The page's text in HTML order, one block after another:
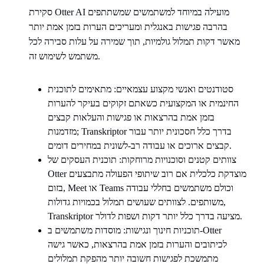
סקירת Otter AI מועילה במיוחד למשתמשים שמשתתפים
בהרבה פגישות באנגלית ומעריכים הערות בזמן אמת יותר
מאשר דקות תמלול גולמיות, תוך שמירה על עלות סבירה לכל
משתמש לשימוש זה.
סטודנטים ואנשי מקצוע עצמאיים: מתאימים לתוכנית
החינמית או המקצועית כשאתם זקוקים בעיקר להערות
בזמן אמת בהרצאות או פגישות והעלאות קבצים
מזדמנות; Transkriptor בדרך כלל חסכונית יותר עבור
קבצים ארוכים או עבודה רב-לשונית במחירים דומים.
צוותים קטנים וסוכנויות מרוחקות: תוכנית העסקים של
Otter מוצדקת כלכלית אם רוב שיתופי הפעולה מתבצעים
בזום, Meet או Teams וכולם משתמשים בחללי עבודה
משותפים. לצוותים שעושים תמלול בכמויות גדולות,
Transkriptor מציעה בדרך כלל יותר דקות ושפות לדולר.
תוכניות חינוך ונגישות: מוסדות משתמשים ב-Otter
לכיתובים והערות בזמן אמת בהרצאות, כאשר גישה
מתמשכת לפגישות חשובה יותר מהפקת תמלולים